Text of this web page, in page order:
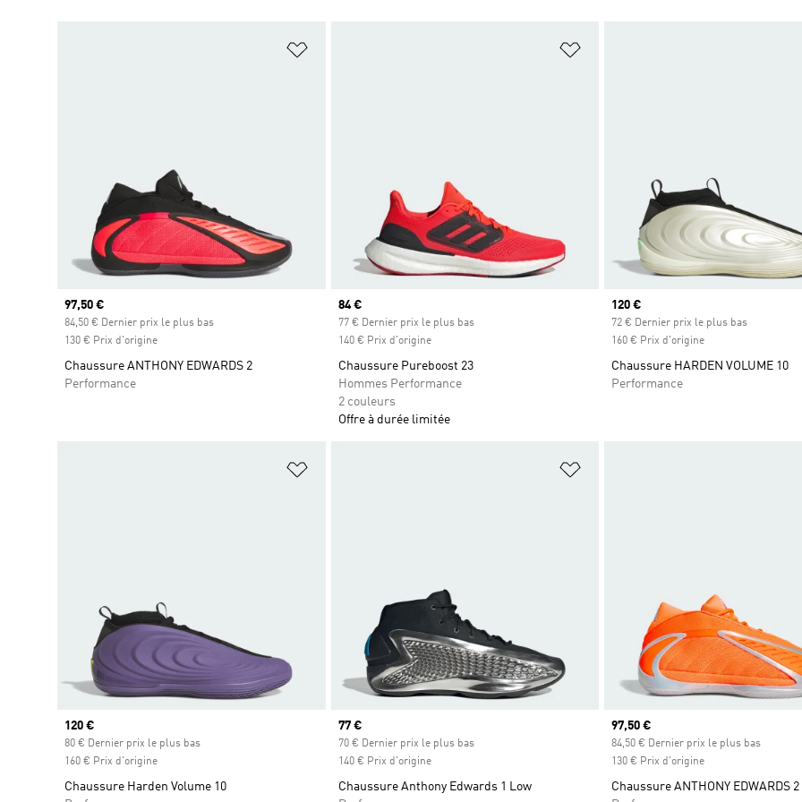
Prix actuel
97,50 €
84,50 € Dernier prix le plus bas
130 € Prix d'origine
Chaussure ANTHONY EDWARDS 2
Performance
Prix actuel
84 €
77 € Dernier prix le plus bas
140 € Prix d'origine
Chaussure Pureboost 23
Hommes Performance
2 couleurs
Offre à durée limitée
Prix actuel
120 €
72 € Dernier prix le plus bas
160 € Prix d'origine
Chaussure HARDEN VOLUME 10
Performance
Prix actuel
120 €
80 € Dernier prix le plus bas
160 € Prix d'origine
Chaussure Harden Volume 10
Prix actuel
77 €
70 € Dernier prix le plus bas
140 € Prix d'origine
Chaussure Anthony Edwards 1 Low
Prix actuel
97,50 €
84,50 € Dernier prix le plus bas
130 € Prix d'origine
Chaussure ANTHONY EDWARDS 2